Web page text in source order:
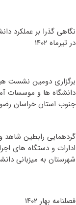
نگاهی گذرا بر عملکرد
در تیرماه ۱۴۰۲
برگزاری دومین نشست
دانشگاه ها و موسسات
جنوب استان خراسان
گردهمایی رابطین شاهد و
ادارات و دستگاه های
شهرستان به میزبانی
فصلنامه بهار ۱۴۰۲